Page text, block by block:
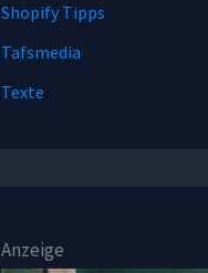
Shopify Tipps
Tafsmedia
Texte
Anzeige